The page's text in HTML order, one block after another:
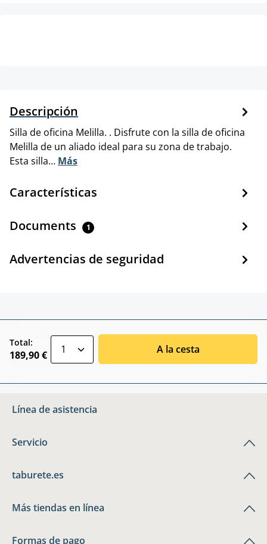
Descripción
Silla de oficina Melilla. . Disfrute con la silla de oficina
Melilla de un aliado ideal para su zona de trabajo.
Esta silla… Más
Características
Documents 1
Advertencias de seguridad
Total:
189,90 € A la cesta
Línea de asistencia
Servicio
taburete.es
Más tiendas en línea
Formas de pago